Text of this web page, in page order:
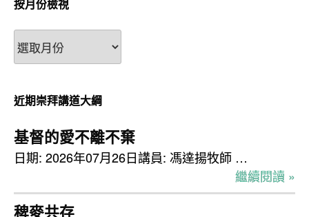
按月份檢視
按
月
檢
視
近期崇拜講道大綱
基督的愛不離不棄
日期: 2026年07月26日講員: 馮達揚牧師 …
繼續閱讀 »
稗麥共存